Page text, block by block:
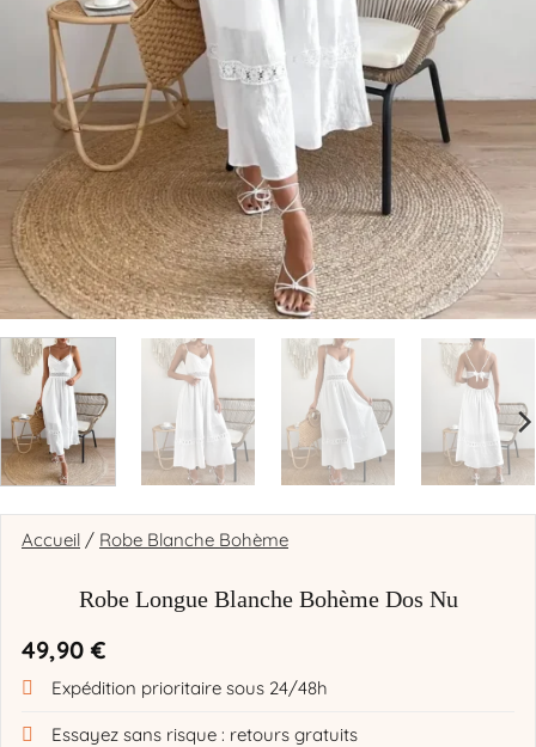
Accueil / Robe Blanche Bohème
Robe Longue Blanche Bohème Dos Nu
49,90 €
Expédition prioritaire sous 24/48h
Essayez sans risque : retours gratuits